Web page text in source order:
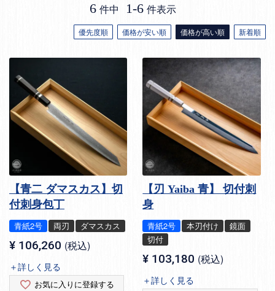
優先度順 価格が安い順 価格が高い順 新着順
6 件中 1-6 件表示
【青二 ダマスカス】切
付刺身包丁
青紙2号 両刃 ダマスカス
¥ 106,260 税込
＋詳しく見る
お気に入りに登録する
【刃 Yaiba 青】 切付刺
身
青紙2号 本刃付け
鏡面
切付
¥ 103,180 税込
＋詳しく見る